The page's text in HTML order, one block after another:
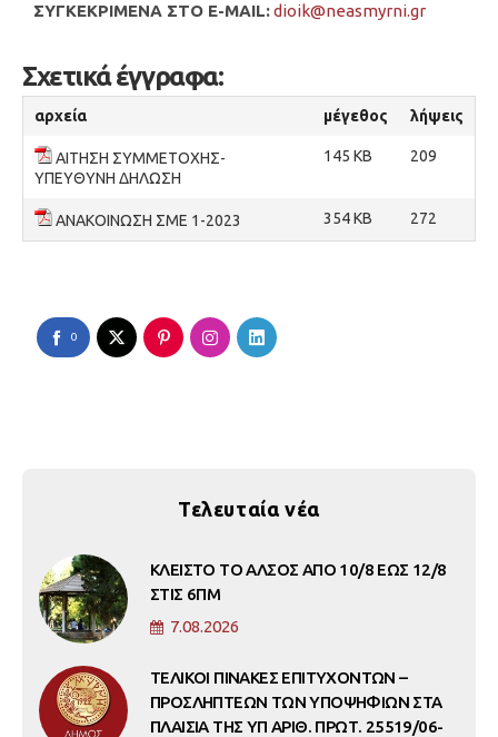
ΣΥΓΚΕΚΡΙΜΕΝΑ ΣΤΟ E-MAIL:dioik@neasmyrni.gr
Σχετικά έγγραφα:
αρχεία μέγεθος λήψεις
ΑΙΤΗΣΗ ΣΥΜΜΕΤΟΧΗΣ-
ΥΠΕΥΘΥΝΗ ΔΗΛΩΣΗ
145 KB 209
ΑΝΑΚΟΙΝΩΣΗ ΣΜΕ 1-2023 354 KB 272
0
Τελευταία νέα
ΚΛΕΙΣΤΟ ΤΟ ΑΛΣΟΣ ΑΠΟ 10/8 ΕΩΣ 12/8
ΣΤΙΣ 6ΠΜ
7.08.2026
ΤΕΛΙΚΟΙ ΠΙΝΑΚΕΣ ΕΠΙΤΥΧΟΝΤΩΝ –
ΠΡΟΣΛΗΠΤΕΩΝ ΤΩΝ ΥΠΟΨΗΦΙΩΝ ΣΤΑ
ΠΛΑΙΣΙΑ ΤΗΣ ΥΠ ΑΡΙΘ. ΠΡΩΤ. 25519/06-